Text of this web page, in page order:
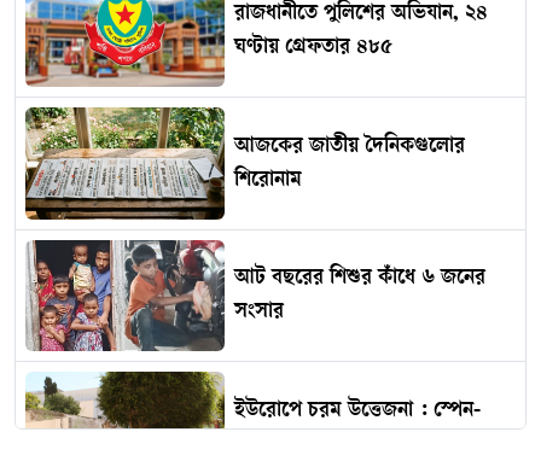
রাজধানীতে পুলিশের অভিযান, ২৪
ঘণ্টায় গ্রেফতার ৪৮৫
আজকের জাতীয় দৈনিকগুলোর
শিরোনাম
আট বছরের শিশুর কাঁধে ৬ জনের
সংসার
ইউরোপে চরম উত্তেজনা : স্পেন-